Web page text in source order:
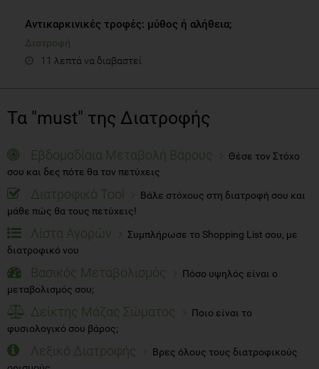
Αντικαρκινικές τροφές: μύθος ή αλήθεια;
Διατροφή
11 λεπτά να διαβαστεί
Τα "must" της Διατροφής
Εβδομαδίαια Μεταβολή Βάρους
Θέσε τον Στόχο
σου και δες πότε θα τον πετύχεις
Διατροφικό Tool
Βάλε στόχους στη διατροφή σου και
μάθε πώς θα τους πετύχεις!
Λίστα Αγορών
Συμπλήρωσε το Shopping List σου, με
διατροφικό νου
Βασικός Μεταβολισμός
Πόσο υψηλός είναι ο
μεταβολισμός σου;
Δείκτης Μάζας Σώματος
Ποιο είναι το
φυσιολογικό σου βάρος;
Λεξικό Διατροφής
Βρες όλους τους διατροφικούς